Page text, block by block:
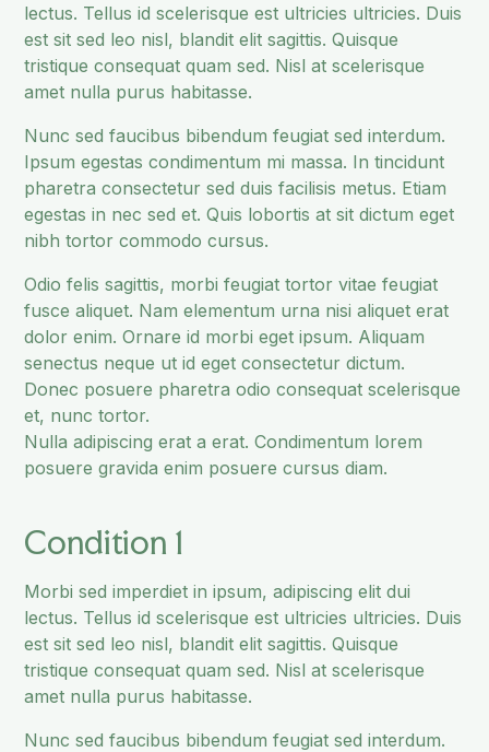
lectus. Tellus id scelerisque est ultricies ultricies. Duis
est sit sed leo nisl, blandit elit sagittis. Quisque
tristique consequat quam sed. Nisl at scelerisque
amet nulla purus habitasse.
Nunc sed faucibus bibendum feugiat sed interdum.
Ipsum egestas condimentum mi massa. In tincidunt
pharetra consectetur sed duis facilisis metus. Etiam
egestas in nec sed et. Quis lobortis at sit dictum eget
nibh tortor commodo cursus.
Odio felis sagittis, morbi feugiat tortor vitae feugiat
fusce aliquet. Nam elementum urna nisi aliquet erat
dolor enim. Ornare id morbi eget ipsum. Aliquam
senectus neque ut id eget consectetur dictum.
Donec posuere pharetra odio consequat scelerisque
et, nunc tortor.
Nulla adipiscing erat a erat. Condimentum lorem
posuere gravida enim posuere cursus diam.
Condition 1
Morbi sed imperdiet in ipsum, adipiscing elit dui
lectus. Tellus id scelerisque est ultricies ultricies. Duis
est sit sed leo nisl, blandit elit sagittis. Quisque
tristique consequat quam sed. Nisl at scelerisque
amet nulla purus habitasse.
Nunc sed faucibus bibendum feugiat sed interdum.